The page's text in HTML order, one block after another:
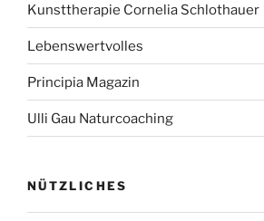
Kunsttherapie Cornelia Schlothauer
Lebenswertvolles
Principia Magazin
Ulli Gau Naturcoaching
NÜTZLICHES